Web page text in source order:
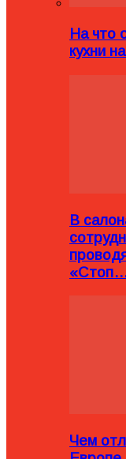
На что
кухни
В
Чем